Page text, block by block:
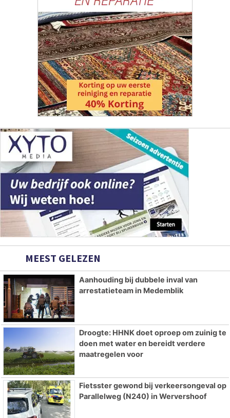
MEEST GELEZEN
Aanhouding bij dubbele inval van
arrestatieteam in Medemblik
Droogte: HHNK doet oproep om zuinig te
doen met water en bereidt verdere
maatregelen voor
Fietsster gewond bij verkeersongeval op
Parallelweg (N240) in Wervershoof